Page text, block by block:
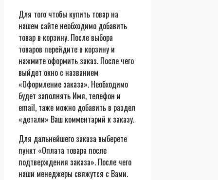
Для того чтобы купить товар на
нашем сайте необходимо добавить
товар в корзину. После выбора
товаров перейдите в корзину и
нажмите оформить заказ. После чего
выйдет окно с названием
«Оформление заказа». Необходимо
будет заполнять Имя, телефон и
email, таже можно добавить в раздел
«детали» Ваш комментарий к заказу.
Для дальнейшего заказа выберете
пункт «Оплата товара после
подтверждения заказа». После чего
наши менеджеры свяжутся с Вами.